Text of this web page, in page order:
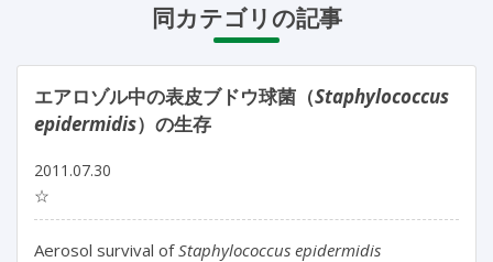
同カテゴリの記事
エアロゾル中の表皮ブドウ球菌（Staphylococcus
epidermidis）の生存
2011.07.30
☆
Aerosol survival ofStaphylococcus epidermidis